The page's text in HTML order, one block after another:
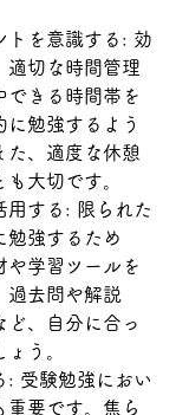
トを意識する: 効
適切な時間管理
できる時間帯を
に勉強するよう
た、適度な休憩
大切です。
用する: 限られた
勉強するため
や学習ツールを
過去問や解説
ど、自分に合っ
う。
: 受験勉強におい
重要です。焦ら